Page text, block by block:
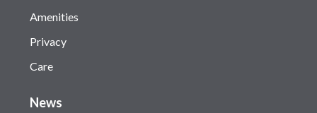
Amenities
Privacy
Care
News